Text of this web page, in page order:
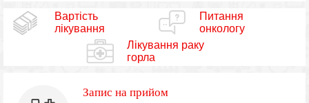
Вартість
лікування
Питання
онкологу
Лікування раку
горла
Запис на прийом